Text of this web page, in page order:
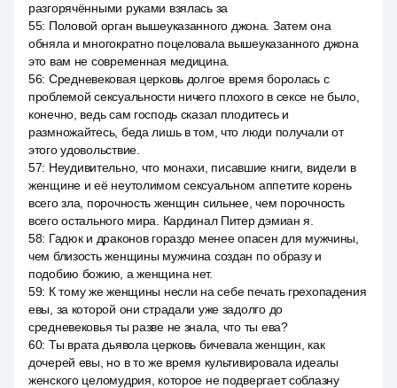
разгорячёнными руками взялась за
55: Половой орган вышеуказанного джона. Затем она
обняла и многократно поцеловала вышеуказанного джона
это вам не современная медицина.
56: Средневековая церковь долгое время боролась с
проблемой сексуальности ничего плохого в сексе не было,
конечно, ведь сам господь сказал плодитесь и
размножайтесь, беда лишь в том, что люди получали от
этого удовольствие.
57: Неудивительно, что монахи, писавшие книги, видели в
женщине и её неутолимом сексуальном аппетите корень
всего зла, порочность женщин сильнее, чем порочность
всего остального мира. Кардинал Питер дэмиан я.
58: Гадюк и драконов гораздо менее опасен для мужчины,
чем близость женщины мужчина создан по образу и
подобию божию, а женщина нет.
59: К тому же женщины несли на себе печать грехопадения
евы, за которой они страдали уже задолго до
средневековья ты разве не знала, что ты ева?
60: Ты врата дьявола церковь бичевала женщин, как
дочерей евы, но в то же время культивировала идеалы
женского целомудрия, которое не подвергает соблазну